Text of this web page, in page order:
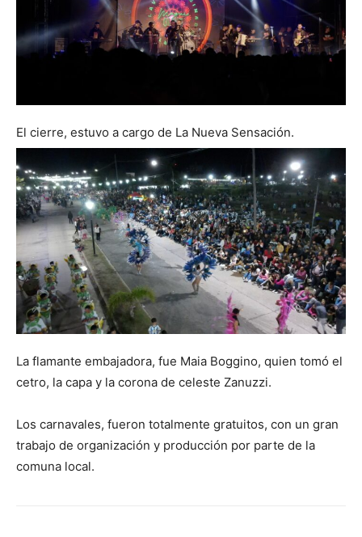
El cierre, estuvo a cargo de La Nueva Sensación.
La flamante embajadora, fue Maia Boggino, quien tomó el
cetro, la capa y la corona de celeste Zanuzzi.
Los carnavales, fueron totalmente gratuitos, con un gran
trabajo de organización y producción por parte de la
comuna local.